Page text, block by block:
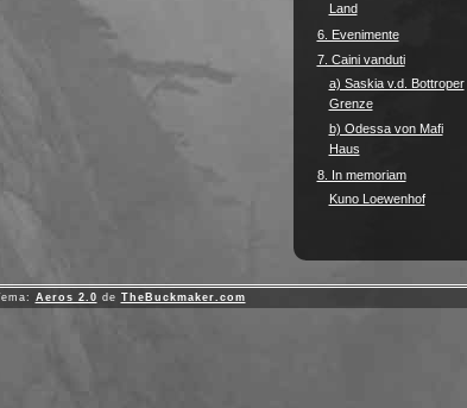
Land
6. Evenimente
7. Caini vanduti
a) Saskia v.d. Bottroper
Grenze
b) Odessa von Mafi
Haus
8. In memoriam
Kuno Loewenhof
Aeros 2.0 de TheBuckmaker.com